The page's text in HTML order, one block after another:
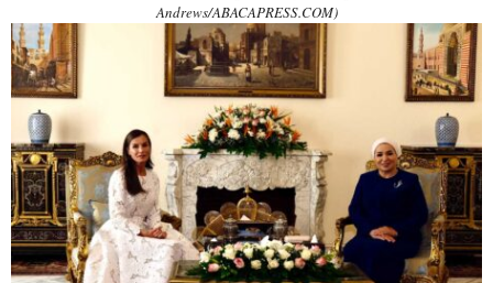
Andrews/ABACAPRESS.COM)